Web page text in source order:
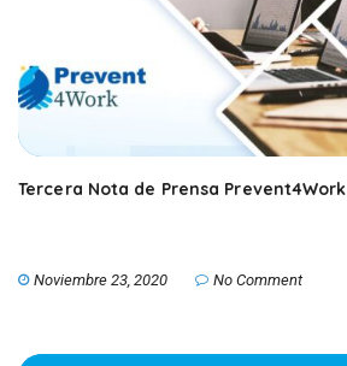
Tercera Nota de Prensa Prevent4Work
Noviembre 23, 2020 No Comment